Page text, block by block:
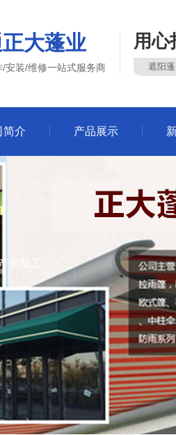
大蓬业
/安装/维修一站式服务商
用心
遮阳蓬
简介 产品展示
和加工